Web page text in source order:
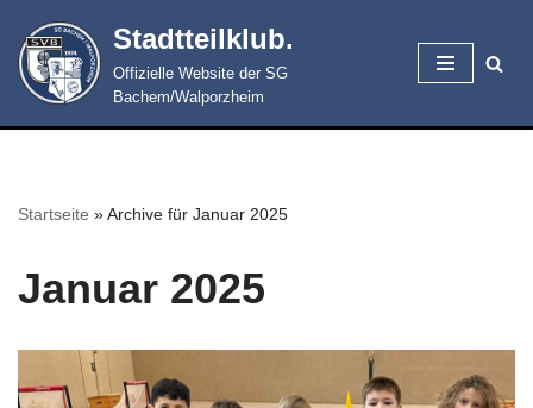
Zum
Inhalt
Stadtteilklub.
Offizielle Website der SG
Bachem/Walporzheim
Startseite »Archive für Januar 2025
Januar 2025